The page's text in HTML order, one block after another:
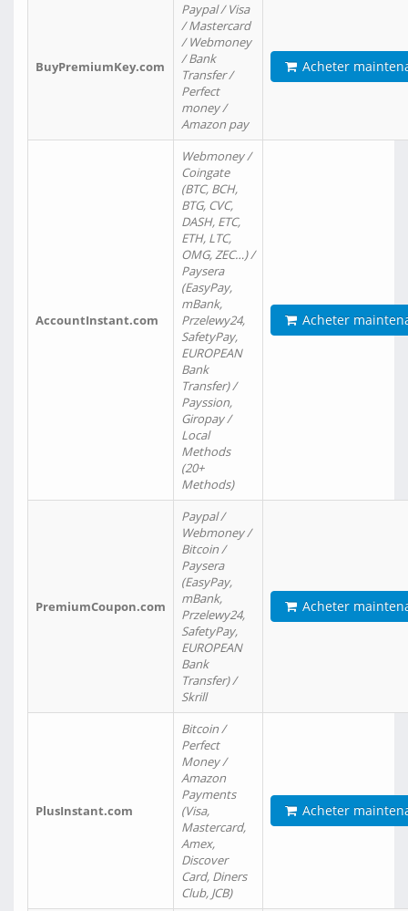
BuyPremiumKey.com
Paypal / Visa
/ Mastercard
/ Webmoney
/ Bank
Transfer /
Perfect
money /
Amazon pay
Acheter
AccountInstant.com
Webmoney /
Coingate
(BTC, BCH,
BTG, CVC,
DASH, ETC,
ETH, LTC,
OMG, ZEC…) /
Paysera
(EasyPay,
mBank,
Przelewy24,
SafetyPay,
EUROPEAN
Bank
Transfer) /
Payssion,
Giropay /
Local
Methods
(20+
Methods)
Acheter
PremiumCoupon.com
Paypal /
Webmoney /
Bitcoin /
Paysera
(EasyPay,
mBank,
Przelewy24,
SafetyPay,
EUROPEAN
Bank
Transfer) /
Skrill
Acheter
PlusInstant.com
Bitcoin /
Perfect
Money /
Amazon
Payments
(Visa,
Mastercard,
Amex,
Discover
Card, Diners
Club, JCB)
Acheter